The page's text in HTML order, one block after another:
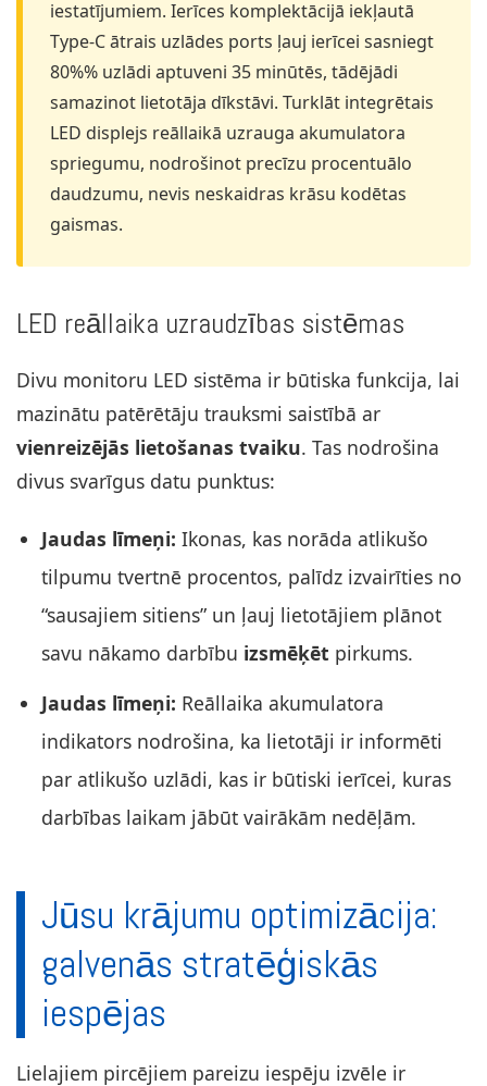
iestatījumiem. Ierīces komplektācijā iekļautā
Type-C ātrais uzlādes ports ļauj ierīcei sasniegt
80%% uzlādi aptuveni 35 minūtēs, tādējādi
samazinot lietotāja dīkstāvi. Turklāt integrētais
LED displejs reāllaikā uzrauga akumulatora
spriegumu, nodrošinot precīzu procentuālo
daudzumu, nevis neskaidras krāsu kodētas
gaismas.
LED reāllaika uzraudzības sistēmas
Divu monitoru LED sistēma ir būtiska funkcija, lai
mazinātu patērētāju trauksmi saistībā ar
vienreizējās lietošanas tvaiku. Tas nodrošina
divus svarīgus datu punktus:
Jaudas līmeņi: Ikonas, kas norāda atlikušo
tilpumu tvertnē procentos, palīdz izvairīties no
“sausajiem sitiens” un ļauj lietotājiem plānot
savu nākamo darbību izsmēķēt pirkums.
Jaudas līmeņi: Reāllaika akumulatora
indikators nodrošina, ka lietotāji ir informēti
par atlikušo uzlādi, kas ir būtiski ierīcei, kuras
darbības laikam jābūt vairākām nedēļām.
Jūsu krājumu optimizācija:
galvenās stratēģiskās
iespējas
Lielajiem pircējiem pareizu iespēju izvēle ir